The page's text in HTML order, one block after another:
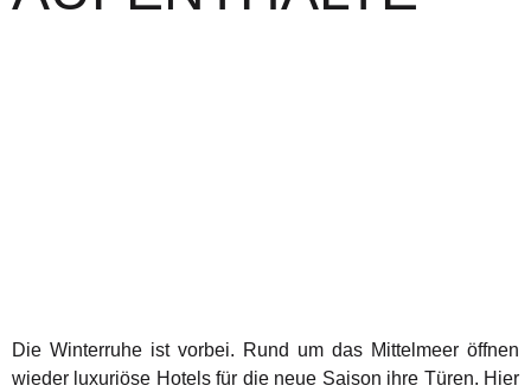
Die Winterruhe ist vorbei. Rund um das Mittelmeer öffnen
wieder luxuriöse Hotels für die neue Saison ihre Türen. Hier